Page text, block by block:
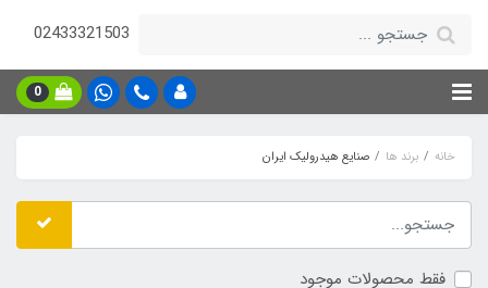
02433321503
0
خانه برند ها صنایع هیدرولیک ایران
فقط محصولات موجود